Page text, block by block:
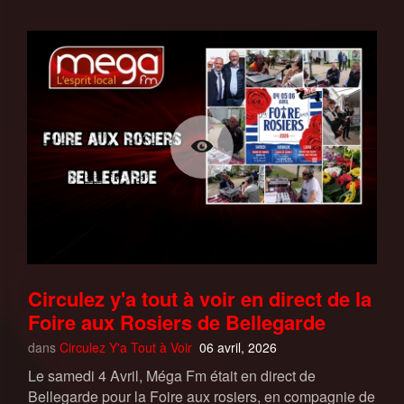
Circulez y'a tout à voir en direct de la
Foire aux Rosiers de Bellegarde
dans Circulez Y'a Tout à Voir 06 avril, 2026
Le samedi 4 Avril, Méga Fm était en direct de
Bellegarde pour la Foire aux rosiers, en compagnie de